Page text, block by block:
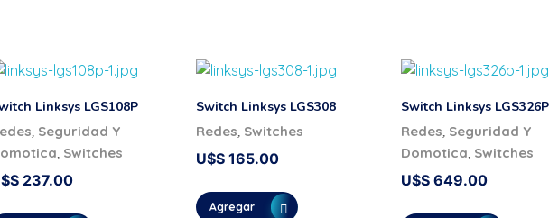
Linksys LGS108P
237.00
, Seguridad Y
, Switches
Switch Linksys LGS308
U$S 165.00
Redes, Switches
Agregar
Switch Linksys LGS326P
U$S649.00
Redes, Seguridad Y
Domotica, Switches